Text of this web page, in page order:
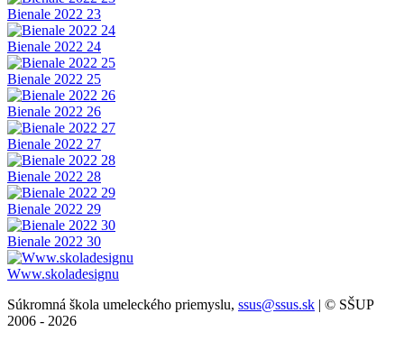
Bienale 2022 23
Bienale 2022 24
Bienale 2022 25
Bienale 2022 26
Bienale 2022 27
Bienale 2022 28
Bienale 2022 29
Bienale 2022 30
Www.skoladesignu
Súkromná škola umeleckého priemyslu, ssus@ssus.sk | © SŠUP
2006 - 2026